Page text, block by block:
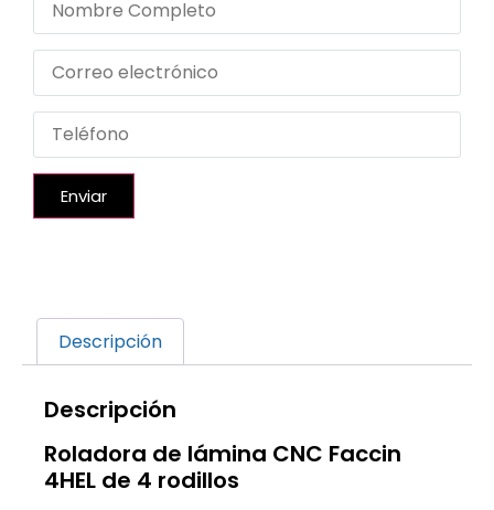
Enviar
Descripción
Descripción
Roladora de lámina CNC Faccin
4HEL de 4 rodillos